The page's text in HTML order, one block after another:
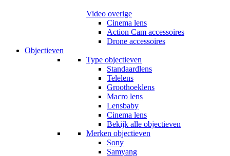
Video overige
Cinema lens
Action Cam accessoires
Drone accessoires
Objectieven
Type objectieven
Standaardlens
Telelens
Groothoeklens
Macro lens
Lensbaby
Cinema lens
Bekijk alle objectieven
Merken objectieven
Sony
Samyang